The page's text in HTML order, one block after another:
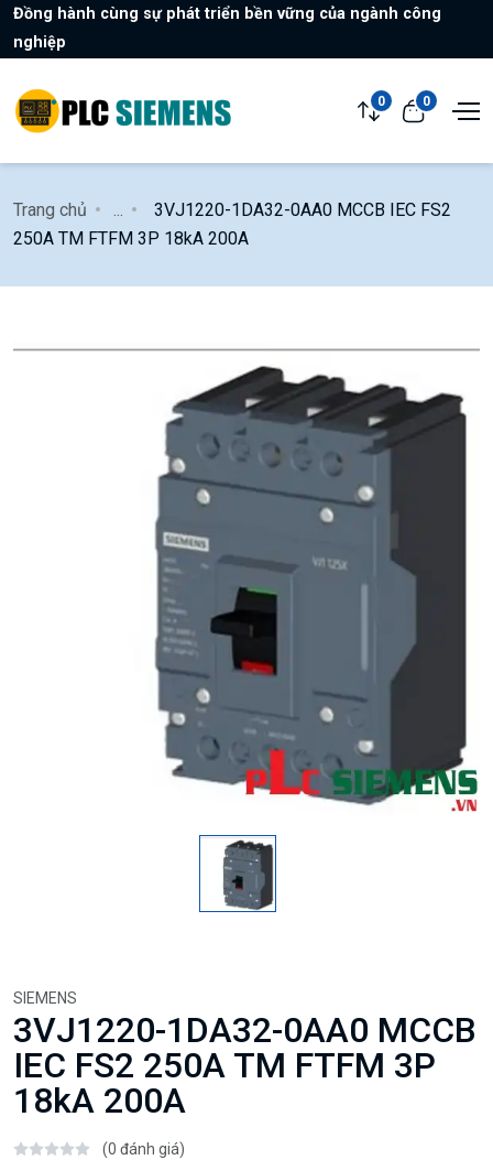
Đồng hành cùng sự phát triển bền vững của ngành công
nghiệp
0 0
Trang chủ
3VJ1220-1DA32-0AA0 MCCB IEC FS2
250A TM FTFM 3P 18kA 200A
SIEMENS
3VJ1220-1DA32-0AA0 MCCB
IEC FS2 250A TM FTFM 3P
18kA 200A
(0 đánh giá)